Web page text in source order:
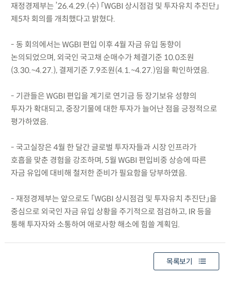
재정경제부는 ’26.4.29.(수) 「WGBI 상시점검 및 투자유치 추진단」
제5차 회의를 개최했다고 밝혔다.
- 동 회의에서는 WGBI 편입 이후 4월 자금 유입 동향이
논의되었으며, 외국인 국고채 순매수가 체결기준 10.0조원
(3.30.~4.27.), 결제기준 7.9조원(4.1.~4.27.)임을 확인하였음.
- 기관들은 WGBI 편입을 계기로 연기금 등 장기보유 성향의
투자가 확대되고, 중장기물에 대한 투자가 늘어난 점을 긍정적으로
평가하였음.
- 국고실장은 4월 한 달간 글로벌 투자자들과 시장 인프라가
호흡을 맞춘 경험을 강조하며, 5월 WGBI 편입비중 상승에 따른
자금 유입에 대비해 철저한 준비가 필요함을 당부하였음.
- 재정경제부는 앞으로도 「WGBI 상시점검 및 투자유치 추진단」을
중심으로 외국인 자금 유입 상황을 주기적으로 점검하고, IR 등을
통해 투자자와 소통하여 애로사항 해소에 힘쓸 계획임.
목록보기